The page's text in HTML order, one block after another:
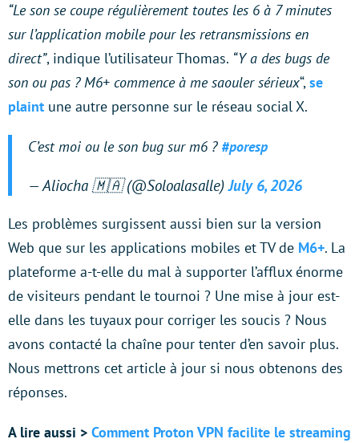
“Le son se coupe régulièrement toutes les 6 à 7 minutes
sur l’application mobile pour les retransmissions en
direct”, indique l’utilisateur Thomas. “Y a des bugs de
son ou pas ? M6+ commence à me saouler sérieux“,se
plaint une autre personne sur le réseau social X.
C’est moi ou le son bug sur m6 ? #poresp
— Aliocha 🇲🇦 (@Soloalasalle)July 6, 2026
Les problèmes surgissent aussi bien sur la version
Web que sur les applications mobiles et TV de M6+. La
plateforme a-t-elle du mal à supporter l’afflux énorme
de visiteurs pendant le tournoi ? Une mise à jour est-
elle dans les tuyaux pour corriger les soucis ? Nous
avons contacté la chaîne pour tenter d’en savoir plus.
Nous mettrons cet article à jour si nous obtenons des
réponses.
A lire aussi > Comment Proton VPN facilite le streaming